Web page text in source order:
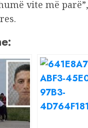
vite më